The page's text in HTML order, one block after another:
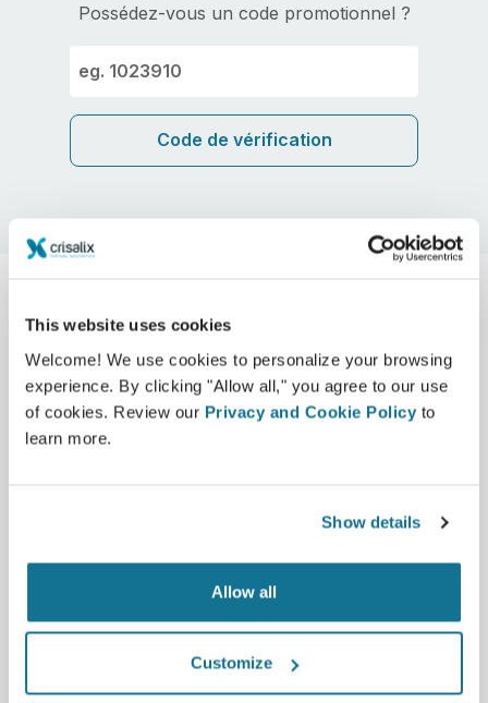
This website uses cookies
Welcome! We use cookies to personalize your browsing
experience. By clicking "Allow all," you agree to our use
of cookies. Review our Privacy and Cookie Policy to
learn more.
Show details
Allow all
Customize
Possédez-vous un code promotionnel ?
Code de vérification
By making his surgical vision visible, Dr.
Zeidler increases trust and helps patients
Kamakshi R. Zeidler